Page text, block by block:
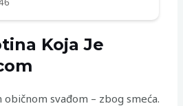
Koja Je
običnom svađom – zbog smeća.